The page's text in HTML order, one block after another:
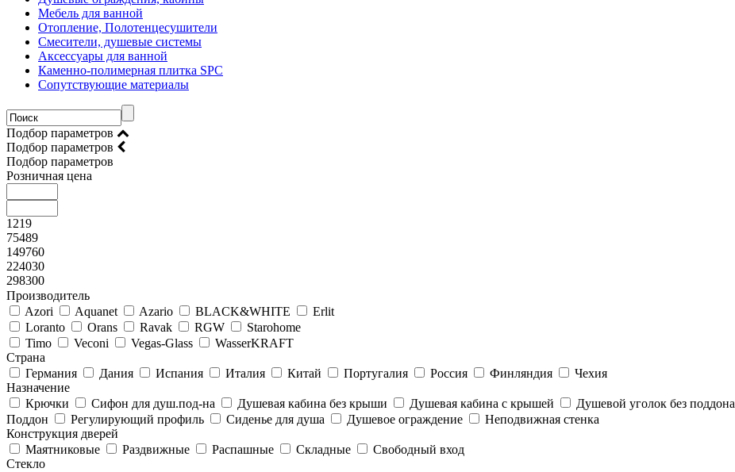
Мебель для ванной
Отопление, Полотенцесушители
Смесители, душевые системы
Аксессуары для ванной
Каменно-полимерная плитка SPC
Сопутствующие материалы
Подбор параметров
Подбор параметров
Подбор параметров
Розничная цена
1219
75489
149760
224030
298300
Производитель
Azori
Aquanet Azario BLACK&WHITE
Erlit
Loranto
Orans Ravak RGW
Starohome
Timo
Veconi Vegas-Glass
WasserKRAFT
Страна
Германия
Дания Испания Италия Китай Португалия Россия Финляндия
Чехия
Назначение
Крючки
Сифон для душ.под-на Душевая кабина без крыши Душевая кабина с крышей Душевой уголок без поддона
Поддон
Регулирующий профиль Сиденье для душа Душевое ограждение
Неподвижная стенка
Конструкция дверей
Маятниковые
Раздвижные Распашные Складные
Свободный вход
Стекло